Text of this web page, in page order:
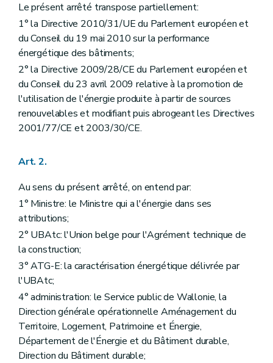
Sous-section 1re
Conditions d'agrément
Art. 74
Art. 74
Sous-section 2 Procédure d'agrément
Art. 75
Art. 76
Art. 77
Chapitre IV Système de contrôle indépendant et mesures de surveillance administrative
Art. 78
Art. 79
Art. 79/1
Art. 80
Chapitre V
Art. 83
Chapitre VI Sanctions des centres de formation agréés
Art. 84
Art. 85
Titre VI Manquements et amendes administratifs
Art. 86
Art. 87
Art. 87
Art. 88
Art. 89
Titre VI Manquements et amendes administratifs
Art. 86
Art. 87
Art. 88
Art. 89
Titre VII
Dispositions transitoires, modificatives, abrogatoires et finales
Le présent arrêté transpose partiellement:
1° la Directive 2010/31/UE du Parlement européen et
du Conseil du 19 mai 2010 sur la performance
énergétique des bâtiments;
2° la Directive 2009/28/CE du Parlement européen et
du Conseil du 23 avril 2009 relative à la promotion de
l'utilisation de l'énergie produite à partir de sources
renouvelables et modifiant puis abrogeant les Directives
2001/77/CE et 2003/30/CE.
Art. 2.
Au sens du présent arrêté, on entend par:
1° Ministre: le Ministre qui a l'énergie dans ses
attributions;
2° UBAtc: l'Union belge pour l'Agrément technique de
la construction;
3° ATG-E: la caractérisation énergétique délivrée par
l'UBAtc;
4° administration: le Service public de Wallonie, la
Direction générale opérationnelle Aménagement du
Territoire, Logement, Patrimoine et Énergie,
Département de l'Énergie et du Bâtiment durable,
Direction du Bâtiment durable;